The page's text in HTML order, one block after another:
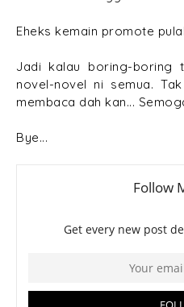
Eheks kemain promote
Jadi kalau boring-boring
novel-novel ni semua.
membaca dah kan...
Bye...